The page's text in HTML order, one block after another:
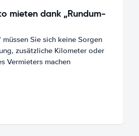
mieten dank „Rundum-
müssen Sie sich keine Sorgen
zusätzliche Kilometer oder
Vermieters machen